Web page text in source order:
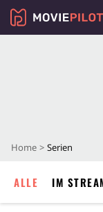
Home Serien
ALLE IM